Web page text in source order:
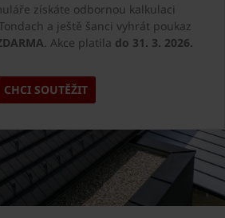
získáte odbornou kalkulaci
a ještě šanci vyhrát poukaz
. Akce platila do 31. 3. 2026.
CHCI SOUTĚŽIT